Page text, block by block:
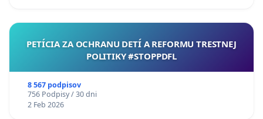
PETÍCIA ZA OCHRANU DETÍ A REFORMU TRESTNEJ
POLITIKY #STOPPDFL
8 567 podpisov
756 Podpisy / 30 dni
2 Feb 2026